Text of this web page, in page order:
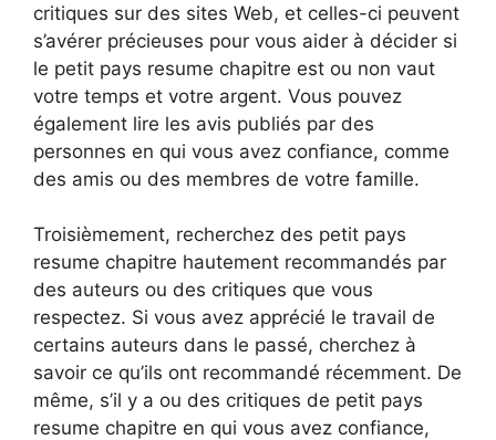
critiques sur des sites Web, et celles-ci peuvent
s’avérer précieuses pour vous aider à décider si
le petit pays resume chapitre est ou non vaut
votre temps et votre argent. Vous pouvez
également lire les avis publiés par des
personnes en qui vous avez confiance, comme
des amis ou des membres de votre famille.
Troisièmement, recherchez des petit pays
resume chapitre hautement recommandés par
des auteurs ou des critiques que vous
respectez. Si vous avez apprécié le travail de
certains auteurs dans le passé, cherchez à
savoir ce qu’ils ont recommandé récemment. De
même, s’il y a ou des critiques de petit pays
resume chapitre en qui vous avez confiance,